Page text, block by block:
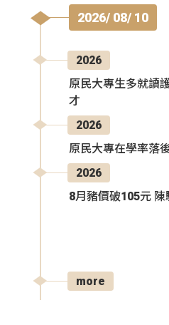
2026/ 08/ 10
2026
原民大專生多就讀
才
2026
原民大專在學率落
2026
8月豬價破105元
more